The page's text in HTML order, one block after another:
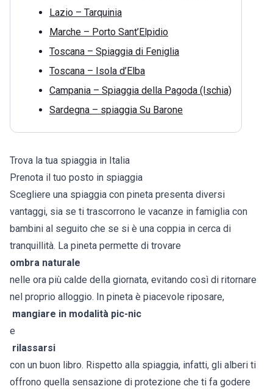
Lazio – Tarquinia
Marche – Porto Sant’Elpidio
Toscana – Spiaggia di Feniglia
Toscana – Isola d’Elba
Campania – Spiaggia della Pagoda (Ischia)
Sardegna – spiaggia Su Barone
Trova la tua spiaggia in Italia
Prenota il tuo posto in spiaggia
Scegliere una spiaggia con pineta presenta diversi
vantaggi, sia se ti trascorrono le vacanze in famiglia con
bambini al seguito che se si è una coppia in cerca di
tranquillità. La pineta permette di trovare
ombra naturale
nelle ora più calde della giornata, evitando così di ritornare
nel proprio alloggio. In pineta è piacevole riposare,
mangiare in modalità pic-nic
e
rilassarsi
con un buon libro. Rispetto alla spiaggia, infatti, gli alberi ti
offrono quella sensazione di protezione che ti fa godere